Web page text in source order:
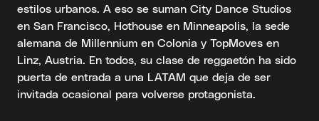
estilos urbanos. A eso se suman City Dance Studios
en San Francisco, Hothouse en Minneapolis, la sede
alemana de Millennium en Colonia y TopMoves en
Linz, Austria. En todos, su clase de reggaetón ha sido
puerta de entrada a una LATAM que deja de ser
invitada ocasional para volverse protagonista.